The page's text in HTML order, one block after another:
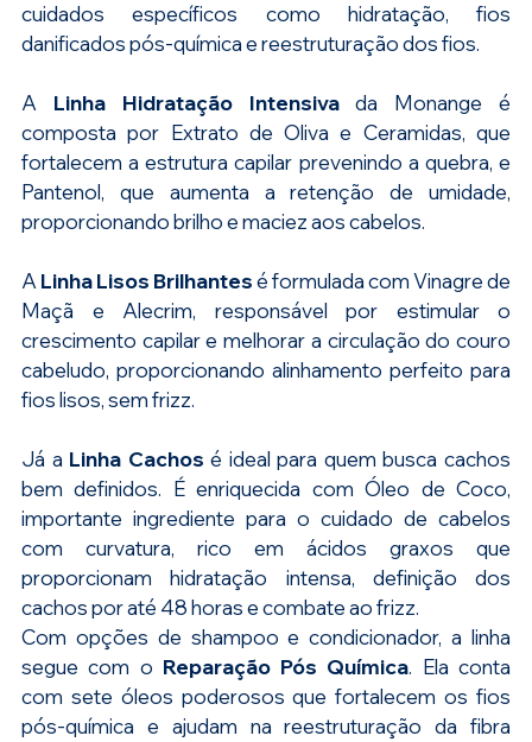
cuidados específicos como hidratação, fios
danificados pós-química e reestruturação dos fios.
A Linha Hidratação Intensiva da Monange é
composta por Extrato de Oliva e Ceramidas, que
fortalecem a estrutura capilar prevenindo a quebra, e
Pantenol, que aumenta a retenção de umidade,
proporcionando brilho e maciez aos cabelos.
A Linha Lisos Brilhantes é formulada com Vinagre de
Maçã e Alecrim, responsável por estimular o
crescimento capilar e melhorar a circulação do couro
cabeludo, proporcionando alinhamento perfeito para
fios lisos, sem frizz.
Já a Linha Cachos é ideal para quem busca cachos
bem definidos. É enriquecida com Óleo de Coco,
importante ingrediente para o cuidado de cabelos
com curvatura, rico em ácidos graxos que
proporcionam hidratação intensa, definição dos
cachos por até 48 horas e combate ao frizz.
Com opções de shampoo e condicionador, a linha
segue com o Reparação Pós Química. Ela conta
com sete óleos poderosos que fortalecem os fios
pós-química e ajudam na reestruturação da fibra